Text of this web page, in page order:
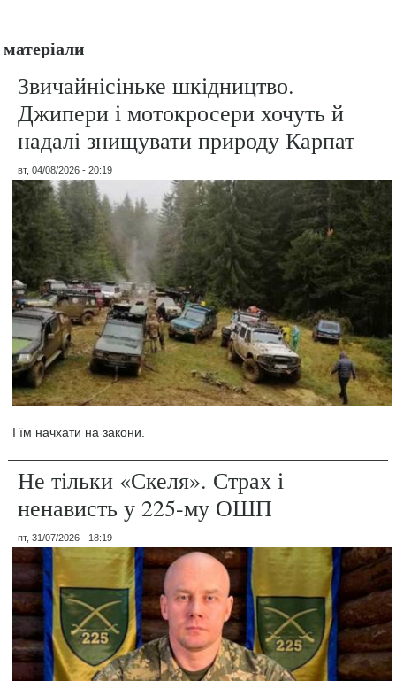
матеріали
Звичайнісіньке шкідництво.
Джипери і мотокросери хочуть й
надалі знищувати природу Карпат
вт, 04/08/2026 - 20:19
І їм начхати на закони.
Не тільки «Скеля». Страх і
ненависть у 225-му ОШП
пт, 31/07/2026 - 18:19